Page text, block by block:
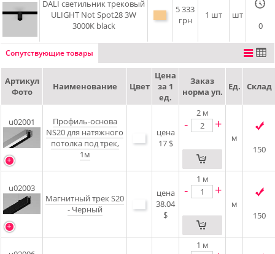
DALI cветильник трековый
ULIGHT Not Spot28 3W
3000К black
5 333
грн
1 шт
шт
0
Сопутствующие товары
Артикул
Фото
Наименование Цвет
Цена
за 1
ед.
Заказ
норма уп.
Ед. Склад
u02001
Профиль-основа
NS20 для натяжного
потолка под трек,
1м
цена
17 $
2 м
- +
м
150
u02003
Магнитный трек S20
- Черный
цена
38.04
$
1 м
- +
м
150
1 м